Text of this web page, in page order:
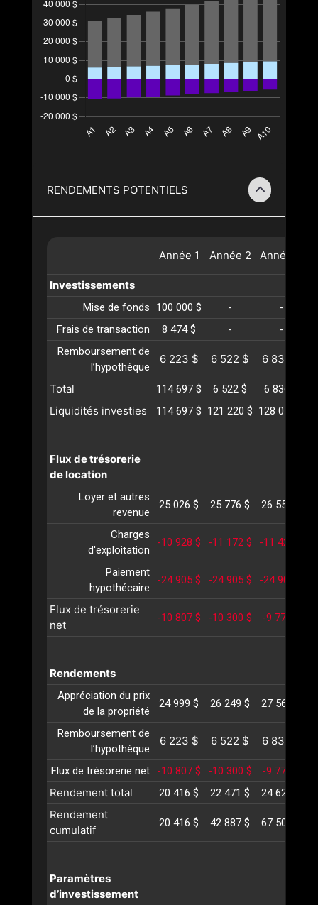
RENDEMENTS POTENTIELS
Année 1 Année 2 Année
Investissements
Mise de fonds 100 000 $ -
-
Frais de transaction
8 474 $ -
-
Remboursement de
l’hypothèque
6 223 $ 6 522 $ 6 836 $
Total 114 697 $ 6 522 $ 6 836 $
Liquidités investies 114 697 $ 121 220 $ 128 056 $
Flux de trésorerie
de location
Loyer et autres
revenue
25 026 $ 25 776 $ 26 550 $
Charges
d'exploitation
-10 928 $ -11 172 $ -11 422 $
Paiement
hypothécaire
-24 905 $ -24 905 $ -24 905 $
Flux de trésorerie
net
-10 807 $ -10 300 $ -9 777 $
Rendements
Appréciation du prix
de la propriété
24 999 $ 26 249 $ 27 562 $
Remboursement de
l’hypothèque
6 223 $ 6 522 $ 6 836 $
Flux de trésorerie net -10 807 $ -10 300 $ -9 777 $
Rendement total 20 416 $ 22 471 $ 24 621 $
Rendement
cumulatif
20 416 $ 42 887 $ 67 508 $
Paramètres
d’investissement